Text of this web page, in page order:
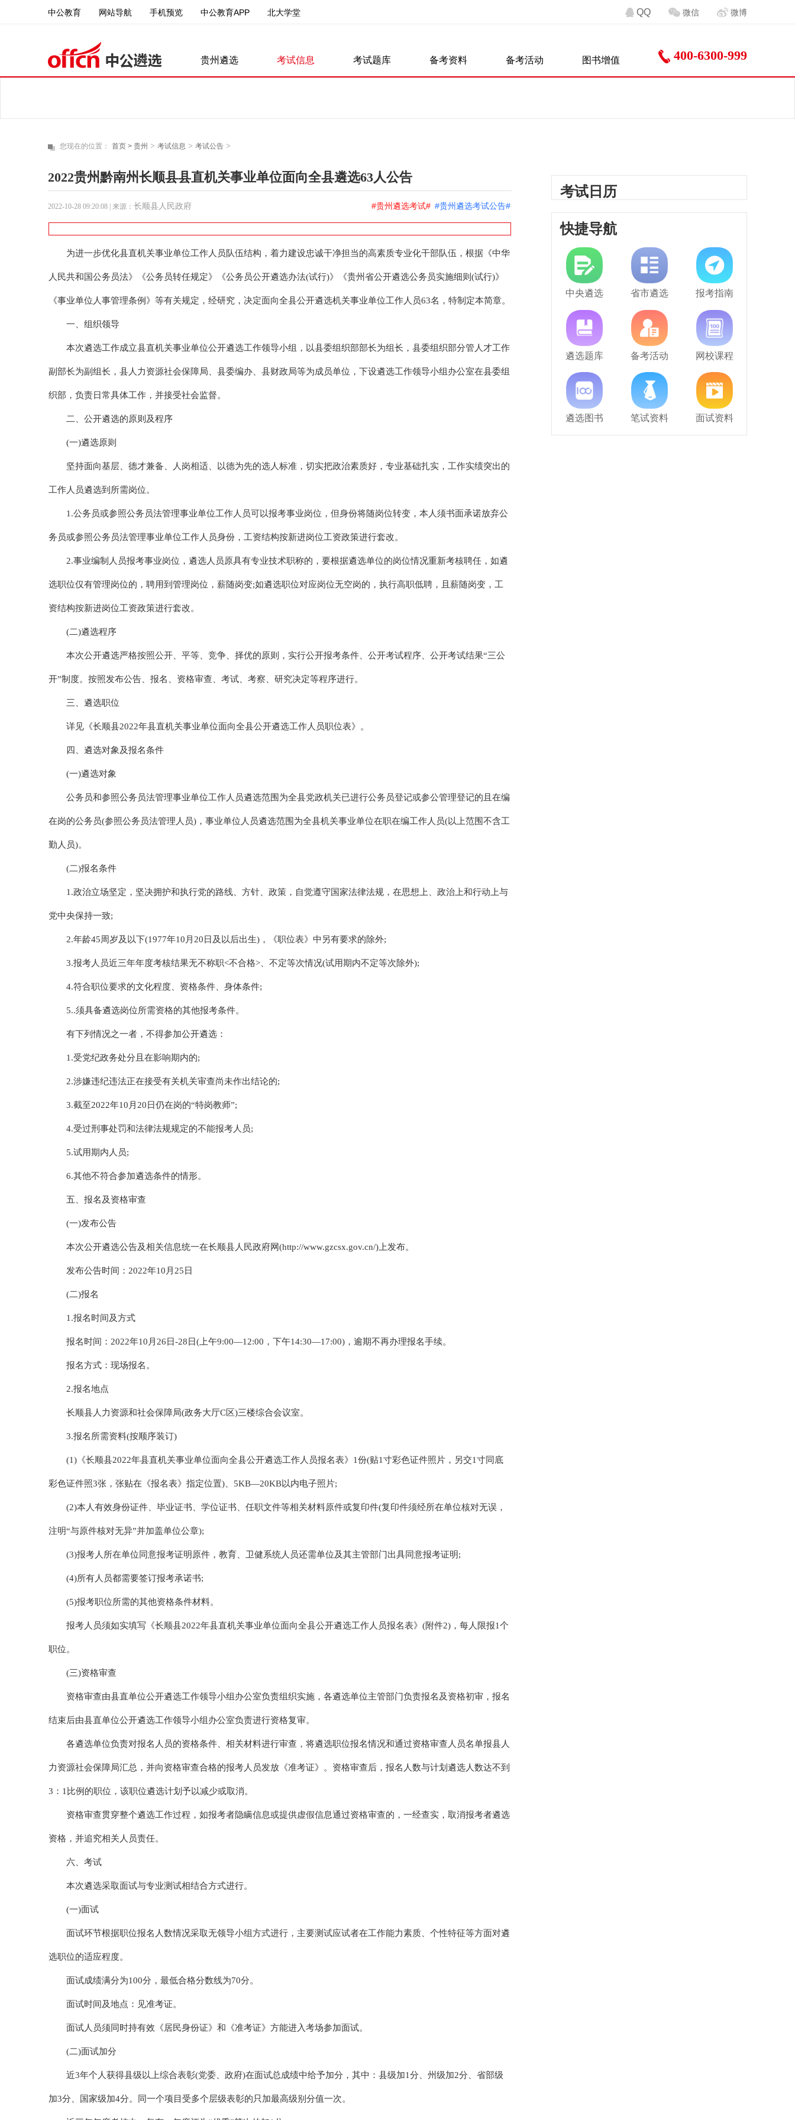
中公教育 网站导航 手机预览 中公教育APP 北大学堂 QQ 微信 微博
贵州遴选 考试信息 考试题库 备考资料 备考活动 图书增值 400-6300-999
您现在的位置： 首页 > 贵州 > 考试信息 > 考试公告>
2022贵州黔南州长顺县县直机关事业单位面向全县遴选63人公告
2022-10-28 09:20:08| 来源： 长顺县人民政府 #贵州遴选考试# #贵州遴选考试公告#
为进一步优化县直机关事业单位工作人员队伍结构，着力建设忠诚干净担当的高素质专业化干部队伍，根据《中华
人民共和国公务员法》《公务员转任规定》《公务员公开遴选办法(试行)》《贵州省公开遴选公务员实施细则(试行)》
《事业单位人事管理条例》等有关规定，经研究，决定面向全县公开遴选机关事业单位工作人员63名，特制定本简章。
一、组织领导
本次遴选工作成立县直机关事业单位公开遴选工作领导小组，以县委组织部部长为组长，县委组织部分管人才工作
副部长为副组长，县人力资源社会保障局、县委编办、县财政局等为成员单位，下设遴选工作领导小组办公室在县委组
织部，负责日常具体工作，并接受社会监督。
二、公开遴选的原则及程序
(一)遴选原则
坚持面向基层、德才兼备、人岗相适、以德为先的选人标准，切实把政治素质好，专业基础扎实，工作实绩突出的
工作人员遴选到所需岗位。
1.公务员或参照公务员法管理事业单位工作人员可以报考事业岗位，但身份将随岗位转变，本人须书面承诺放弃公
务员或参照公务员法管理事业单位工作人员身份，工资结构按新进岗位工资政策进行套改。
2.事业编制人员报考事业岗位，遴选人员原具有专业技术职称的，要根据遴选单位的岗位情况重新考核聘任，如遴
选职位仅有管理岗位的，聘用到管理岗位，薪随岗变;如遴选职位对应岗位无空岗的，执行高职低聘，且薪随岗变，工
资结构按新进岗位工资政策进行套改。
(二)遴选程序
本次公开遴选严格按照公开、平等、竞争、择优的原则，实行公开报考条件、公开考试程序、公开考试结果“三公
开”制度。按照发布公告、报名、资格审查、考试、考察、研究决定等程序进行。
三、遴选职位
详见《长顺县2022年县直机关事业单位面向全县公开遴选工作人员职位表》。
四、遴选对象及报名条件
(一)遴选对象
公务员和参照公务员法管理事业单位工作人员遴选范围为全县党政机关已进行公务员登记或参公管理登记的且在编
在岗的公务员(参照公务员法管理人员)，事业单位人员遴选范围为全县机关事业单位在职在编工作人员(以上范围不含工
勤人员)。
(二)报名条件
1.政治立场坚定，坚决拥护和执行党的路线、方针、政策，自觉遵守国家法律法规，在思想上、政治上和行动上与
党中央保持一致;
2.年龄45周岁及以下(1977年10月20日及以后出生)，《职位表》中另有要求的除外;
3.报考人员近三年年度考核结果无不称职<不合格>、不定等次情况(试用期内不定等次除外);
4.符合职位要求的文化程度、资格条件、身体条件;
5..须具备遴选岗位所需资格的其他报考条件。
有下列情况之一者，不得参加公开遴选：
1.受党纪政务处分且在影响期内的;
2.涉嫌违纪违法正在接受有关机关审查尚未作出结论的;
3.截至2022年10月20日仍在岗的“特岗教师”;
4.受过刑事处罚和法律法规规定的不能报考人员;
5.试用期内人员;
6.其他不符合参加遴选条件的情形。
五、报名及资格审查
(一)发布公告
本次公开遴选公告及相关信息统一在长顺县人民政府网(http://www.gzcsx.gov.cn/)上发布。
发布公告时间：2022年10月25日
(二)报名
1.报名时间及方式
报名时间：2022年10月26日-28日(上午9:00—12:00，下午14:30—17:00)，逾期不再办理报名手续。
报名方式：现场报名。
2.报名地点
长顺县人力资源和社会保障局(政务大厅C区)三楼综合会议室。
3.报名所需资料(按顺序装订)
(1)《长顺县2022年县直机关事业单位面向全县公开遴选工作人员报名表》1份(贴1寸彩色证件照片，另交1寸同底
彩色证件照3张，张贴在《报名表》指定位置)、5KB—20KB以内电子照片;
(2)本人有效身份证件、毕业证书、学位证书、任职文件等相关材料原件或复印件(复印件须经所在单位核对无误，
注明“与原件核对无异”并加盖单位公章);
(3)报考人所在单位同意报考证明原件，教育、卫健系统人员还需单位及其主管部门出具同意报考证明;
(4)所有人员都需要签订报考承诺书;
(5)报考职位所需的其他资格条件材料。
报考人员须如实填写《长顺县2022年县直机关事业单位面向全县公开遴选工作人员报名表》(附件2)，每人限报1个
职位。
(三)资格审查
资格审查由县直单位公开遴选工作领导小组办公室负责组织实施，各遴选单位主管部门负责报名及资格初审，报名
结束后由县直单位公开遴选工作领导小组办公室负责进行资格复审。
各遴选单位负责对报名人员的资格条件、相关材料进行审查，将遴选职位报名情况和通过资格审查人员名单报县人
力资源社会保障局汇总，并向资格审查合格的报考人员发放《准考证》。资格审查后，报名人数与计划遴选人数达不到
3：1比例的职位，该职位遴选计划予以减少或取消。
资格审查贯穿整个遴选工作过程，如报考者隐瞒信息或提供虚假信息通过资格审查的，一经查实，取消报考者遴选
资格，并追究相关人员责任。
六、考试
本次遴选采取面试与专业测试相结合方式进行。
(一)面试
面试环节根据职位报名人数情况采取无领导小组方式进行，主要测试应试者在工作能力素质、个性特征等方面对遴
选职位的适应程度。
面试成绩满分为100分，最低合格分数线为70分。
面试时间及地点：见准考证。
面试人员须同时持有效《居民身份证》和《准考证》方能进入考场参加面试。
(二)面试加分
近3年个人获得县级以上综合表彰(党委、政府)在面试总成绩中给予加分，其中：县级加1分、州级加2分、省部级
加3分、国家级加4分。同一个项目受多个层级表彰的只加最高级别分值一次。
考试日历
快捷导航
中央遴选 省市遴选 报考指南
遴选题库 备考活动 网校课程
遴选图书 笔试资料 面试资料